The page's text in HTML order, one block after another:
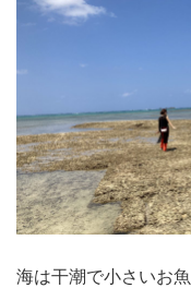
海は干潮で小さいお